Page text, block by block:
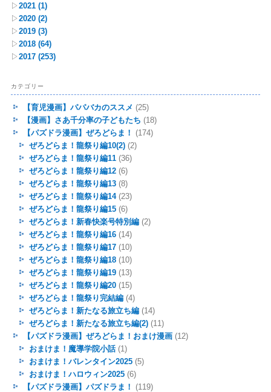
▷2021 (1)
▷2020 (2)
▷2019 (3)
▷2018 (64)
▷2017 (253)
カテゴリー
【育児漫画】パパバカのススメ (25)
【漫画】さあ千分率の子どもたち (18)
【パズドラ漫画】ぜろどらま！
(174)
ぜろどらま！龍祭り編10(2)(2)
ぜろどらま！龍祭り編11(36)
ぜろどらま！龍祭り編12(6)
ぜろどらま！龍祭り編13(8)
ぜろどらま！龍祭り編14(23)
ぜろどらま！龍祭り編15(6)
ぜろどらま！新春快楽号特別編(2)
ぜろどらま！龍祭り編16(14)
ぜろどらま！龍祭り編17(10)
ぜろどらま！龍祭り編18(10)
ぜろどらま！龍祭り編19(13)
ぜろどらま！龍祭り編20(15)
ぜろどらま！龍祭り完結編(4)
ぜろどらま！新たなる旅立ち編(14)
ぜろどらま！新たなる旅立ち編(2)(11)
【パズドラ漫画】ぜろどらま！おまけ漫画(12)
おまけま！魔導学院小話(1)
おまけま！バレンタイン2025(5)
おまけま！ハロウィン2025(6)
【パズドラ漫画】パズドラま！
(119)